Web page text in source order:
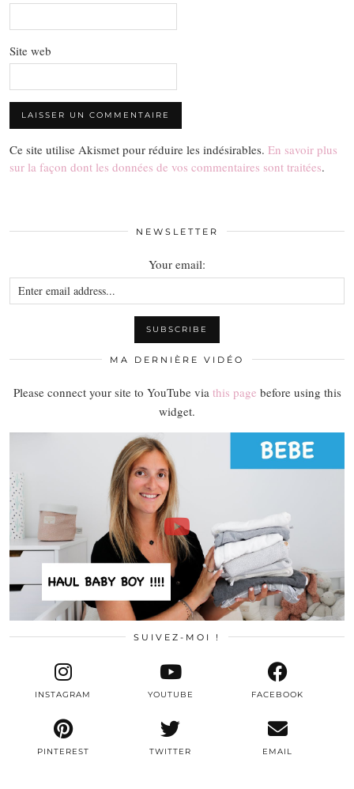
Site web
Ce site utilise Akismet pour réduire les indésirables. En savoir plus
sur la façon dont les données de vos commentaires sont traitées.
NEWSLETTER
Your email:
MA DERNIÈRE VIDÉO
Please connect your site to YouTube via this page before using this
widget.
SUIVEZ-MOI !
TWITTER
INSTAGRAM FACEBOOK
PINTEREST
YOUTUBE
EMAIL